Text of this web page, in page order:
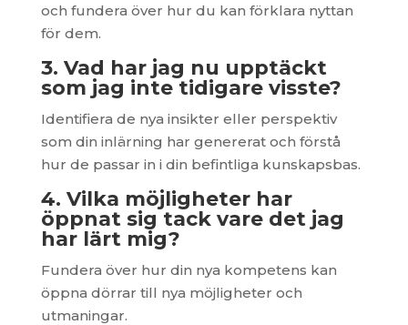
och fundera över hur du kan förklara nyttan
för dem.
3. Vad har jag nu upptäckt
som jag inte tidigare visste?
Identifiera de nya insikter eller perspektiv
som din inlärning har genererat och förstå
hur de passar in i din befintliga kunskapsbas.
4. Vilka möjligheter har
öppnat sig tack vare det jag
har lärt mig?
Fundera över hur din nya kompetens kan
öppna dörrar till nya möjligheter och
utmaningar.